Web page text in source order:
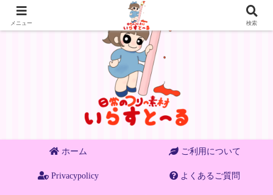
ホーム ご利用について
Privacypolicy よくあるご質問
メニュー 検索